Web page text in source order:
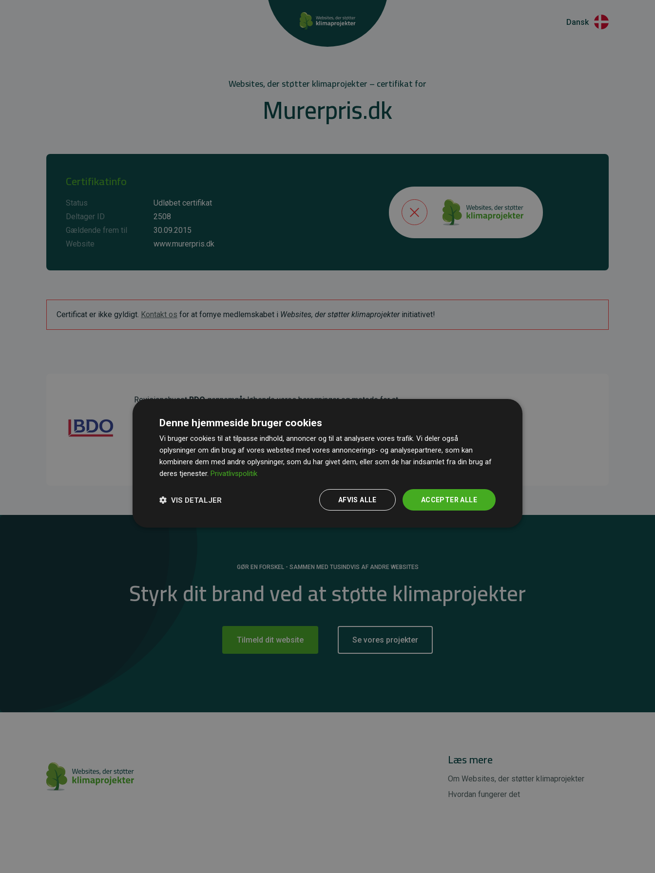
Dansk
Websites, der støtter klimaprojekter – certifikat for
Murerpris.dk
Certifikatinfo
Status
Udløbet certifikat
Deltager ID
2508
Gældende frem til
30.09.2015
Website
www.murerpris.dk
Certificat er ikke gyldigt. Kontakt os for at fornye medlemskabet i Websites, der støtter klimaprojekterinitiativet!
RevisionshusetBDOgennemgår løbende vores beregninger og metode for at
gennemsnit kompenserer for
200% af medlemmernes websites estimerede
CO₂-udledninger .
GØR EN FORSKEL - SAMMEN MED TUSINDVIS AF ANDRE WEBSITES
Styrk dit brand ved at støtte klimaprojekter
Tilmeld dit website Se vores projekter
Læs mere
Om Websites, der støtter klimaprojekter
Hvordan fungerer det
Denne hjemmeside bruger cookies
Vi bruger cookies til at tilpasse indhold, annoncer og til at analysere vores trafik. Vi deler også
oplysninger om din brug af vores websted med vores annoncerings- og analysepartnere, som kan
kombinere dem med andre oplysninger, som du har givet dem, eller som de har indsamlet fra din brug af
deres tjenester. Privatlivspolitik
ACCEPTER ALLE
AFVIS ALLE
VIS DETALJER